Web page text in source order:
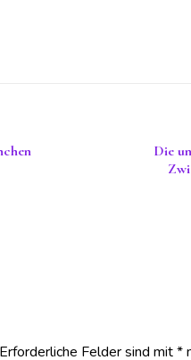
Die
Erforderliche Felder sind mit*